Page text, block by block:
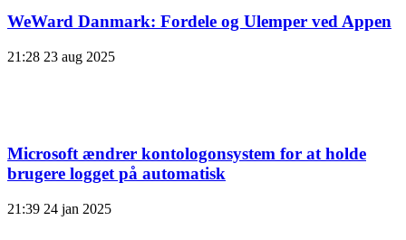
WeWard Danmark: Fordele og Ulemper ved Appen
21:28 23 aug 2025
Microsoft ændrer kontologonsystem for at holde
brugere logget på automatisk
21:39 24 jan 2025